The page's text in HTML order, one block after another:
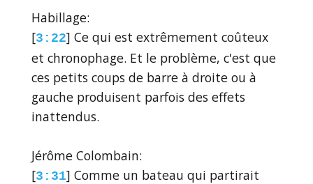
Habillage:
[3:22] Ce qui est extrêmement coûteux
et chronophage. Et le problème, c'est que
ces petits coups de barre à droite ou à
gauche produisent parfois des effets
inattendus.
Jérôme Colombain:
[3:31] Comme un bateau qui partirait